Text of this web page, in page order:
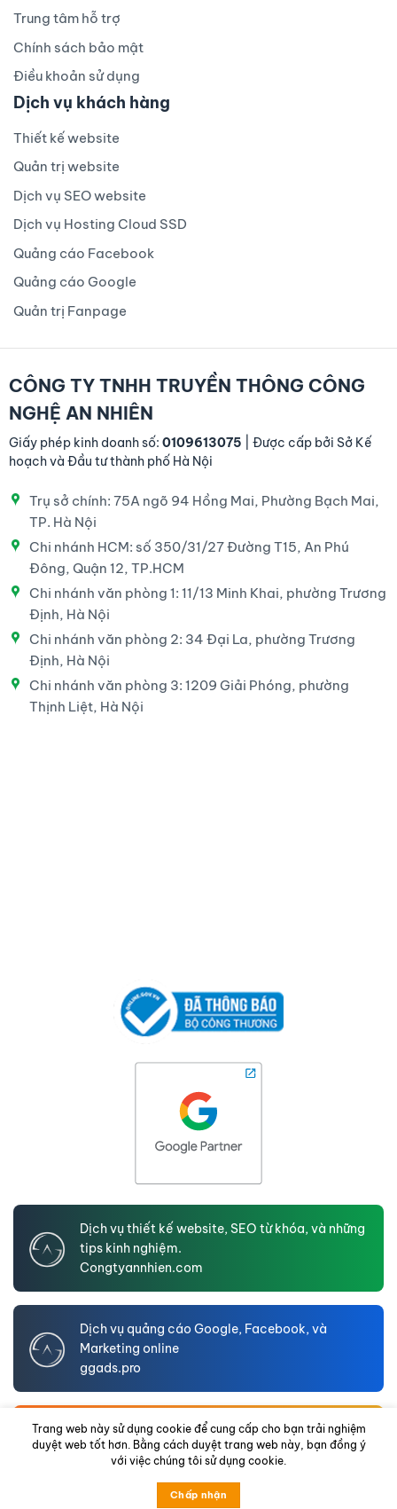
Trung tâm hỗ trợ
Chính sách bảo mật
Điều khoản sử dụng
Dịch vụ khách hàng
Thiết kế website
Quản trị website
Dịch vụ SEO website
Dịch vụ Hosting Cloud SSD
Quảng cáo Facebook
Quảng cáo Google
Quản trị Fanpage
CÔNG TY TNHH TRUYỀN THÔNG CÔNG
NGHỆ AN NHIÊN
Giấy phép kinh doanh số: 0109613075 | Được cấp bởi Sở Kế
hoạch và Đầu tư thành phố Hà Nội
Trụ sở chính: 75A ngõ 94 Hồng Mai, Phường Bạch Mai,
TP. Hà Nội
Chi nhánh HCM: số 350/31/27 Đường T15, An Phú
Đông, Quận 12, TP.HCM
Chi nhánh văn phòng 1: 11/13 Minh Khai, phường Trương
Định, Hà Nội
Chi nhánh văn phòng 2: 34 Đại La, phường Trương
Định, Hà Nội
Chi nhánh văn phòng 3: 1209 Giải Phóng, phường
Thịnh Liệt, Hà Nội
Dịch vụ thiết kế website, SEO từ khóa, và những
tips kinh nghiệm.
Congtyannhien.com
Dịch vụ quảng cáo Google, Facebook, và
Marketing online
ggads.pro
An Nhien LTD – Website hồ sơ năng lực doanh
nghiệp
annhienltd.com
Trang web này sử dụng cookie để cung cấp cho bạn trải nghiệm
duyệt web tốt hơn. Bằng cách duyệt trang web này, bạn đồng ý
với việc chúng tôi sử dụng cookie.
Chấp nhận